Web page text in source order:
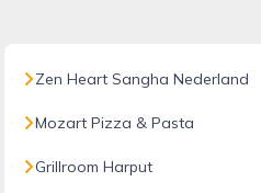
Zen Heart Sangha Nederland
Mozart Pizza & Pasta
Grillroom Harput